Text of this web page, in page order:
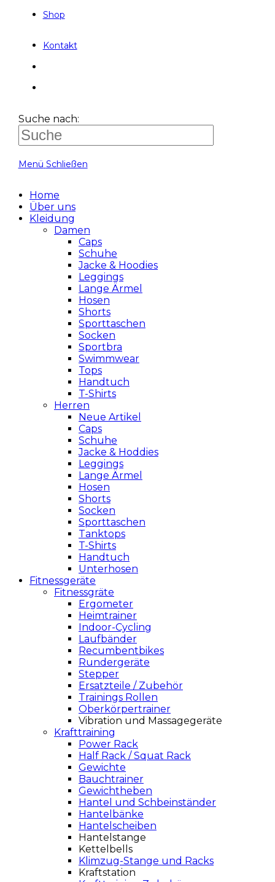
Shop
Kontakt
Suche nach:
Menü Schließen
Home
Über uns
Kleidung
Damen
Caps
Schuhe
Jacke & Hoodies
Leggings
Lange Ärmel
Hosen
Shorts
Sporttaschen
Socken
Sportbra
Swimmwear
Tops
Handtuch
T-Shirts
Herren
Neue Artikel
Caps
Schuhe
Jacke & Hoddies
Leggings
Lange Ärmel
Hosen
Shorts
Socken
Sporttaschen
Tanktops
T-Shirts
Handtuch
Unterhosen
Fitnessgeräte
Fitnessgräte
Ergometer
Heimtrainer
Indoor-Cycling
Laufbänder
Recumbentbikes
Rundergeräte
Stepper
Ersatzteile / Zubehör
Trainings Rollen
Oberkörpertrainer
Vibration und Massagegeräte
Krafttraining
Power Rack
Half Rack / Squat Rack
Gewichte
Bauchtrainer
Gewichtheben
Hantel und Schbeinständer
Hantelbänke
Hantelscheiben
Hantelstange
Kettelbells
Klimzug-Stange und Racks
Kraftstation